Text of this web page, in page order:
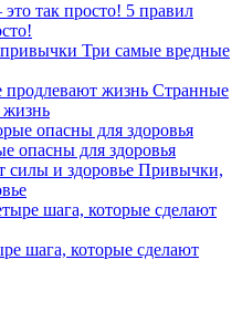
5 правил
Три самые вредные
Странные
опасны для здоровья
Привычки,
шага, которые сделают